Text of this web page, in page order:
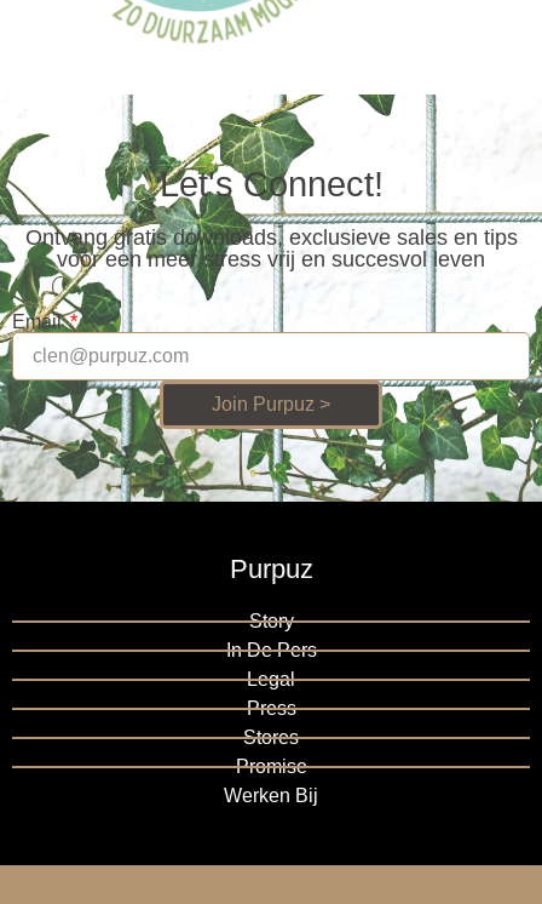
Let's Connect!
Ontvang gratis downloads, exclusieve sales en tips
voor een meer stress vrij en succesvol leven
Email
Join Purpuz >
Purpuz
Story
In De Pers
Legal
Press
Stores
Promise
Werken Bij